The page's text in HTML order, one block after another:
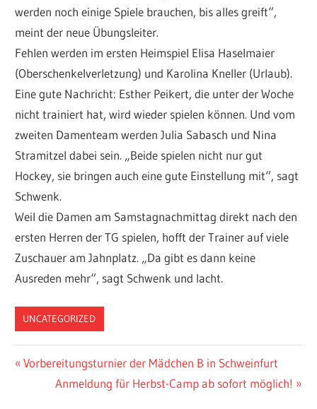
werden noch einige Spiele brauchen, bis alles greift“,
meint der neue Übungsleiter.
Fehlen werden im ersten Heimspiel Elisa Haselmaier
(Oberschenkelverletzung) und Karolina Kneller (Urlaub).
Eine gute Nachricht: Esther Peikert, die unter der Woche
nicht trainiert hat, wird wieder spielen können. Und vom
zweiten Damenteam werden Julia Sabasch und Nina
Stramitzel dabei sein. „Beide spielen nicht nur gut
Hockey, sie bringen auch eine gute Einstellung mit“, sagt
Schwenk.
Weil die Damen am Samstagnachmittag direkt nach den
ersten Herren der TG spielen, hofft der Trainer auf viele
Zuschauer am Jahnplatz. „Da gibt es dann keine
Ausreden mehr“, sagt Schwenk und lacht.
UNCATEGORIZED
Beitragsnavigation
Vorheriger
Beitrag:
Vorbereitungsturnier der Mädchen B in Schweinfurt
Nächster
Anmeldung für Herbst-Camp ab sofort möglich!